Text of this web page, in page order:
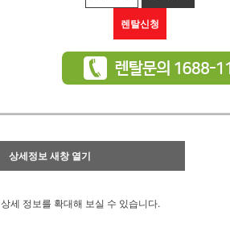
렌탈신청
상세정보 새창 열기
상세 정보를 확대해 보실 수 있습니다.